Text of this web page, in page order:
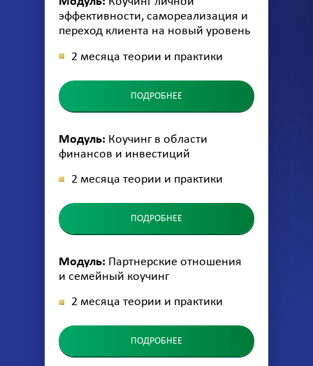
эффективности, самореализация и
переход клиента на новый уровень
2 месяца теории и практики
ПОДРОБНЕЕ
Модуль: Партнерские отношения
и семейный коучинг
2 месяца теории и практики
ПОДРОБНЕЕ
Модуль: Коучинг в области
финансов и инвестиций
2 месяца теории и практики
ПОДРОБНЕЕ